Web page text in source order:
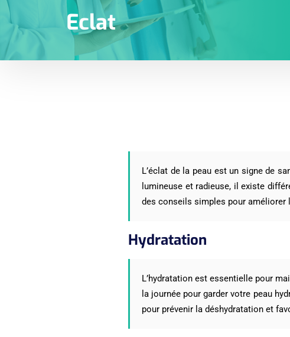
Eclat
L’éclat de la peau est un signe de
lumineuse et radieuse, il existe
des conseils simples pour améliorer
Hydratation
L’hydratation est essentielle pour
la journée pour garder votre peau
pour prévenir la déshydratation et